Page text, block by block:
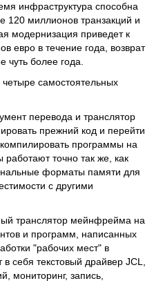
инфраструктура способна
120 миллионов транзакций и
модернизация приведет к
евро в течение года, возврат
чуть более года.
самостоятельных
перевода и транслятор
прежний код и перейти
программы на
точно так же, как
форматы памяти для
с другими
транслятор мейнфрейма на
и программ, написанных
"рабочих мест" в
себя текстовый драйвер JCL,
мониторинг, запись,